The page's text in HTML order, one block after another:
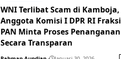
WNI Terlibat Scam di Kamboja,
Anggota Komisi I DPR RI Fraksi
PAN Minta Proses Penanganan
Secara Transparan